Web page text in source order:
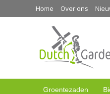
Home Over ons
Groentezaden